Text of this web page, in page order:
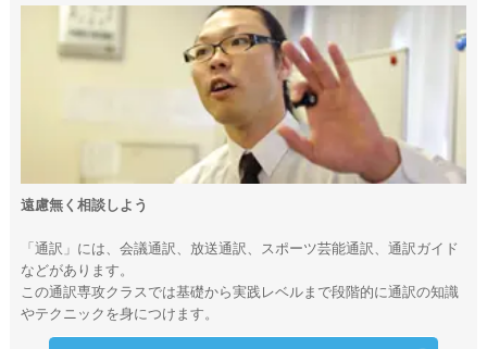
遠慮無く相談しよう
「通訳」には、会議通訳、放送通訳、スポーツ芸能通訳、通訳ガイド
などがあります。
この通訳専攻クラスでは基礎から実践レベルまで段階的に通訳の知識
やテクニックを身につけます。